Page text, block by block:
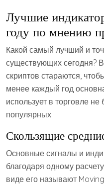
Лучшие
году по мнению
Какой самый лучший и
существующих сегодня?
скриптов стараются,
менее каждый год
использует в торговле
популярных.
Скользящие
Основные сигналы и
благодаря одному
виде его называют